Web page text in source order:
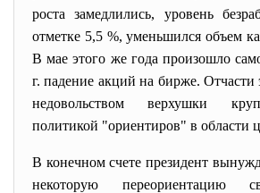
роста замедлились, уровень
отметке 5,5 %, уменьшился объем
В мае этого же года произошло
г. падение акций на бирже. Отчасти
недовольством верхушки
политикой "ориентиров" в области
В конечном счете президент
некоторую переориентацию